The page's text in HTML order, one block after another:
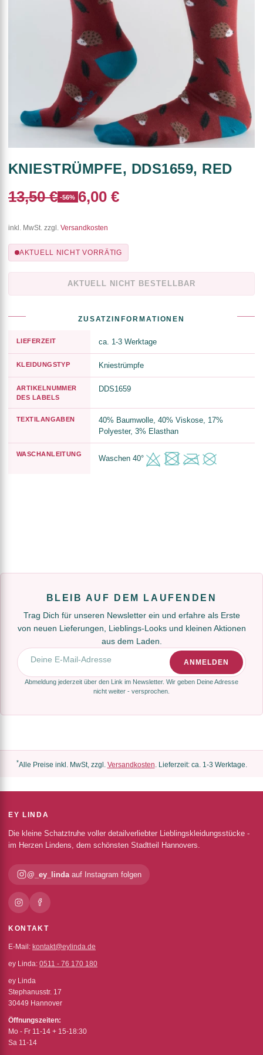
KNIESTRÜMPFE, DDS1659, RED
13,50 € -56% 6,00 €
inkl. MwSt. zzgl. Versandkosten
AKTUELL NICHT VORRÄTIG
AKTUELL NICHT BESTELLBAR
ZUSATZINFORMATIONEN
LIEFERZEIT ca. 1-3 Werktage
KLEIDUNGSTYP Kniestrümpfe
ARTIKELNUMMER
DES LABELS
DDS1659
TEXTILANGABEN
40% Baumwolle, 40% Viskose, 17%
Polyester, 3% Elasthan
WASCHANLEITUNG
Waschen 40°
BLEIB AUF DEM LAUFENDEN
Trag Dich für unseren Newsletter ein und erfahre als Erste
von neuen Lieferungen, Lieblings-Looks und kleinen Aktionen
aus dem Laden.
E-Mail-Adresse
ANMELDEN
Abmeldung jederzeit über den Link im Newsletter. Wir geben Deine Adresse
nicht weiter - versprochen.
*Alle Preise inkl. MwSt, zzgl. Versandkosten . Lieferzeit: ca. 1-3 Werktage.
EY LINDA
Die kleine Schatztruhe voller detailverliebter Lieblingskleidungsstücke -
im Herzen Lindens, dem schönsten Stadtteil Hannovers.
@_ey_linda auf Instagram folgen
KONTAKT
E-Mail: kontakt@eylinda.de
ey Linda: 0511 - 76 170 180
ey Linda
Stephanusstr. 17
30449 Hannover
Öffnungszeiten:
Mo - Fr 11-14 + 15-18:30
Sa 11-14